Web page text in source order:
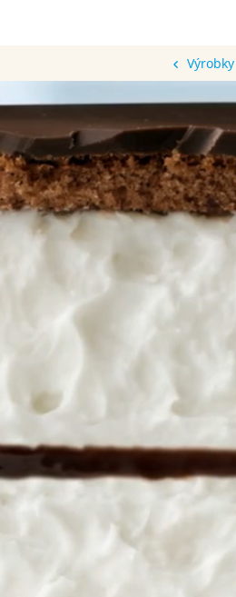
Výrobky